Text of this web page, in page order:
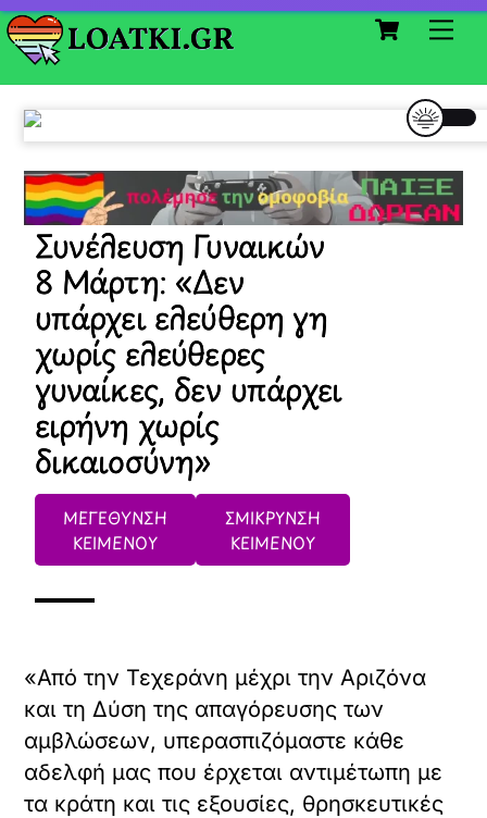
Skip
to
content
Cart
Συνέλευση Γυναικών
8 Μάρτη: «Δεν
υπάρχει ελεύθερη γη
χωρίς ελεύθερες
γυναίκες, δεν υπάρχει
ειρήνη χωρίς
δικαιοσύνη»
ΜΕΓΕΘΥΝΣΗ
ΚΕΙΜΕΝΟΥ
ΣΜΙΚΡΥΝΣΗ
ΚΕΙΜΕΝΟΥ
«Από την Τεχεράνη μέχρι την Αριζόνα
και τη Δύση της απαγόρευσης των
αμβλώσεων, υπερασπιζόμαστε κάθε
αδελφή μας που έρχεται αντιμέτωπη με
τα κράτη και τις εξουσίες, θρησκευτικές